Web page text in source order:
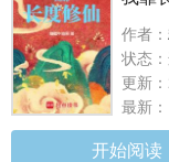
作者：
状态
更新
最新：
开始阅读